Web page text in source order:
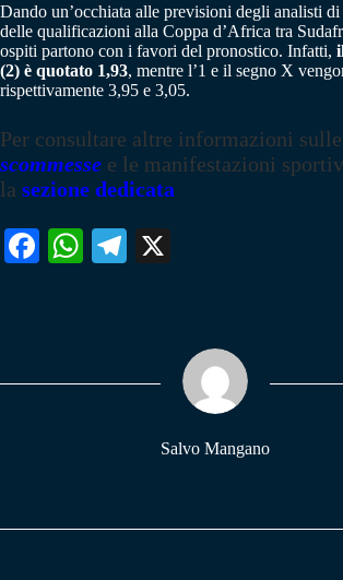
Dando un’occhiata alle previsioni degli analisti di
delle qualificazioni alla Coppa d’Africa tra
ospiti partono con i favori del pronostico. Infatti,
(2) è quotato 1,93, mentre l’1 e il segno X
rispettivamente 3,95 e 3,05.
Per consultare altre informazioni sulle
scommesse e le manifestazioni
la sezione dedicata
Fa W
pp
Te
m
Salvo Mangano